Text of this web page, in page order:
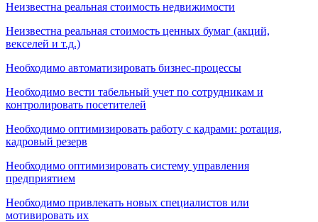
Неизвестна реальная стоимость недвижимости
Неизвестна реальная стоимость ценных бумаг (акций,
векселей и т.д.)
Необходимо автоматизировать бизнес-процессы
Необходимо вести табельный учет по сотрудникам и
контролировать посетителей
Необходимо оптимизировать работу с кадрами: ротация,
кадровый резерв
Необходимо оптимизировать систему управления
предприятием
Необходимо привлекать новых специалистов или
мотивировать их